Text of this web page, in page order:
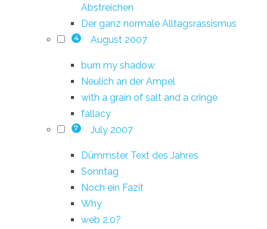
Abstreichen
Der ganz normale Alltagsrassismus
4 August 2007
burn my shadow
Neulich an der Ampel
with a grain of salt and a cringe
fallacy
7 July 2007
Dümmster Text des Jahres
Sonntag
Noch ein Fazit
Why
web 2.0?